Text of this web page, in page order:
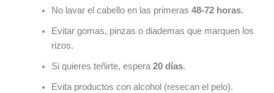
No lavar el cabello en las primeras 48-72 horas.
Evitar gomas, pinzas o diademas que marquen los
rizos.
Si quieres teñirte, espera 20 días.
Evita productos con alcohol (resecan el pelo).